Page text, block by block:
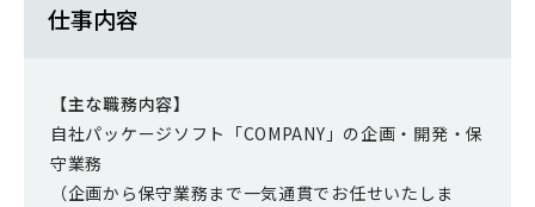
仕事内容
【主な職務内容】
自社パッケージソフト「COMPANY」の企画・開発・保
守業務
（企画から保守業務まで一気通貫でお任せいたしま